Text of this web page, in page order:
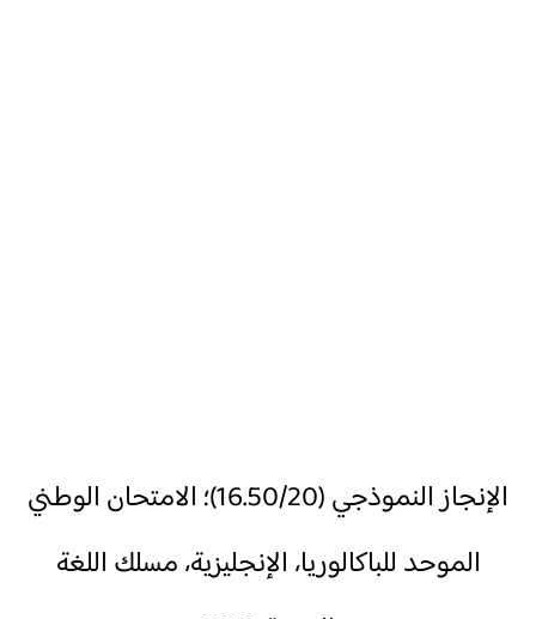
الإنجاز النموذجي (16.50/20)؛ الامتحان الوطني
الموحد للباكالوريا، الإنجليزية، مسلك اللغة